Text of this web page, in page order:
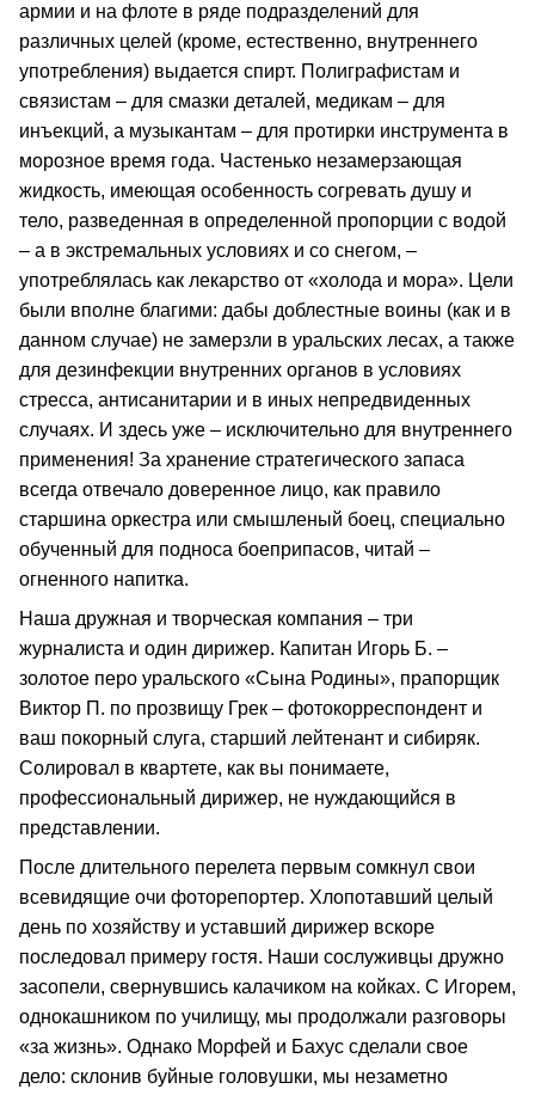
армии и на флоте в ряде подразделений для
различных целей (кроме, естественно, внутреннего
употребления) выдается спирт. Полиграфистам и
связистам – для смазки деталей, медикам – для
инъекций, а музыкантам – для протирки инструмента в
морозное время года. Частенько незамерзающая
жидкость, имеющая особенность согревать душу и
тело, разведенная в определенной пропорции с водой
– а в экстремальных условиях и со снегом, –
употреблялась как лекарство от «холода и мора». Цели
были вполне благими: дабы доблестные воины (как и в
данном случае) не замерзли в уральских лесах, а также
для дезинфекции внутренних органов в условиях
стресса, антисанитарии и в иных непредвиденных
случаях. И здесь уже – исключительно для внутреннего
применения! За хранение стратегического запаса
всегда отвечало доверенное лицо, как правило
старшина оркестра или смышленый боец, специально
обученный для подноса боеприпасов, читай –
огненного напитка.
Наша дружная и творческая компания – три
журналиста и один дирижер. Капитан Игорь Б. –
золотое перо уральского «Сына Родины», прапорщик
Виктор П. по прозвищу Грек – фотокорреспондент и
ваш покорный слуга, старший лейтенант и сибиряк.
Солировал в квартете, как вы понимаете,
профессиональный дирижер, не нуждающийся в
представлении.
После длительного перелета первым сомкнул свои
всевидящие очи фоторепортер. Хлопотавший целый
день по хозяйству и уставший дирижер вскоре
последовал примеру гостя. Наши сослуживцы дружно
засопели, свернувшись калачиком на койках. С Игорем,
однокашником по училищу, мы продолжали разговоры
«за жизнь». Однако Морфей и Бахус сделали свое
дело: склонив буйные головушки, мы незаметно